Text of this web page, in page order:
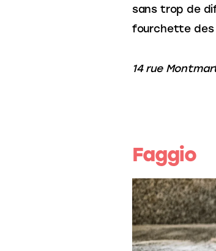
sans trop de
fourchette des
14 rue
Faggio